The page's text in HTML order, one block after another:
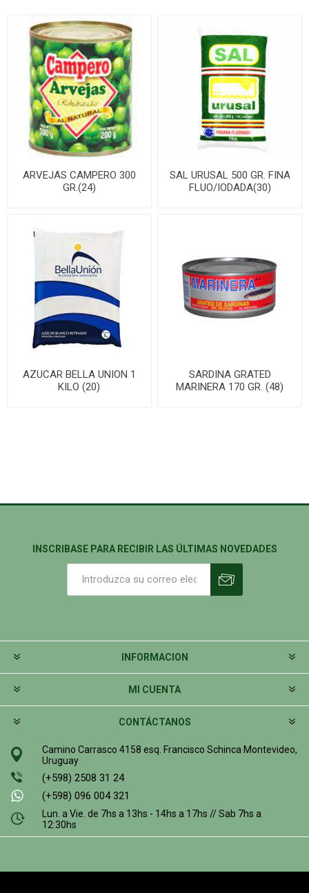
ARVEJAS CAMPERO 300
GR.(24)
SAL URUSAL 500 GR. FINA
FLUO/IODADA(30)
AZUCAR BELLA UNION 1
KILO (20)
SARDINA GRATED
MARINERA 170 GR. (48)
INSCRIBASE PARA RECIBIR LAS ÚLTIMAS NOVEDADES
INFORMACION
MI CUENTA
CONTÁCTANOS
Camino Carrasco 4158 esq. Francisco Schinca Montevideo,
Uruguay
(+598) 2508 31 24
(+598) 096 004 321
Lun. a Vie. de 7hs a 13hs - 14hs a 17hs // Sab 7hs a
12:30hs